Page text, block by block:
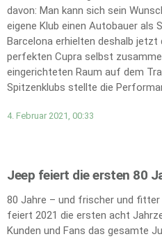
davon: Man kann sich sein
eigene Klub einen Autobauer als
Barcelona erhielten deshalb jetzt
perfekten Cupra selbst
eingerichteten Raum auf dem
Spitzenklubs stellte die
4. Februar 2021, 00:33
Jeep feiert die ersten 80
80 Jahre – und frischer und fitter
feiert 2021 die ersten acht
Kunden und Fans das gesamte